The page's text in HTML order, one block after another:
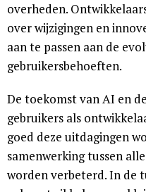
overheden.
over wijzigingen en
aan te passen aan de
gebruikersbehoeften.
De toekomst van AI en
gebruikers als
goed deze uitdagingen
samenwerking tussen
worden verbeterd. In de